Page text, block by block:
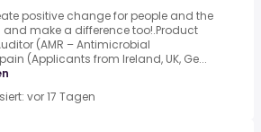
positive change for people and the
and make a difference too!.Product
(AMR – Antimicrobial
(Applicants from Ireland, UK, Ge...
vor 17 Tagen